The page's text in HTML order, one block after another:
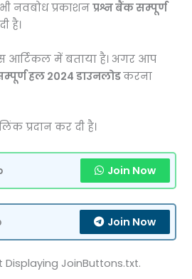
नवबोध प्रकाशनप्रश्न बैंक सम्पूर्ण
है।
में बताया है। अगर आप
हल 2024 डाउनलोडकरना
प्रदान कर दी है।
Join Now
Join Now
Displaying JoinButtons.txt.